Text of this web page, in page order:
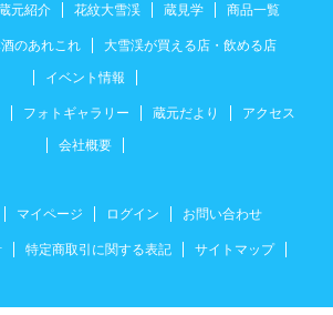
元紹介 花紋大雪渓 蔵見学 商品一覧
酒のあれこれ 大雪渓が買える店・飲める店
イベント情報
フォトギャラリー 蔵元だより アクセス
会社概要
マイページ ログイン お問い合わせ
特定商取引に関する表記 サイトマップ